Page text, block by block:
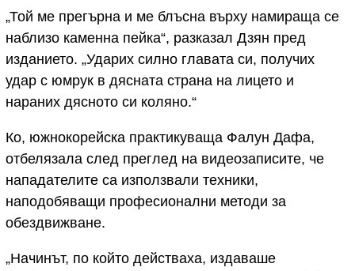
„Той ме прегърна и ме блъсна върху намираща се
наблизо каменна пейка“, разказал Дзян пред
изданието. „Ударих силно главата си, получих
удар с юмрук в дясната страна на лицето и
нараних дясното си коляно.“
Ко, южнокорейска практикуваща Фалун Дафа,
отбелязала след преглед на видеозаписите, че
нападателите са използвали техники,
наподобяващи професионални методи за
обездвижване.
„Начинът, по който действаха, издаваше